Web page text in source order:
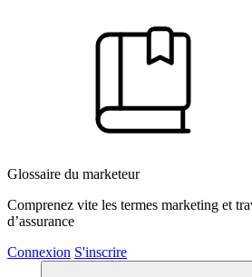
Glossaire du marketeur
Comprenez vite les termes marketing et
d’assurance
Connexion S'inscrire